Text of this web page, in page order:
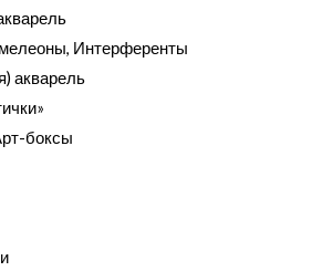
Интерференты
акварель
боксы